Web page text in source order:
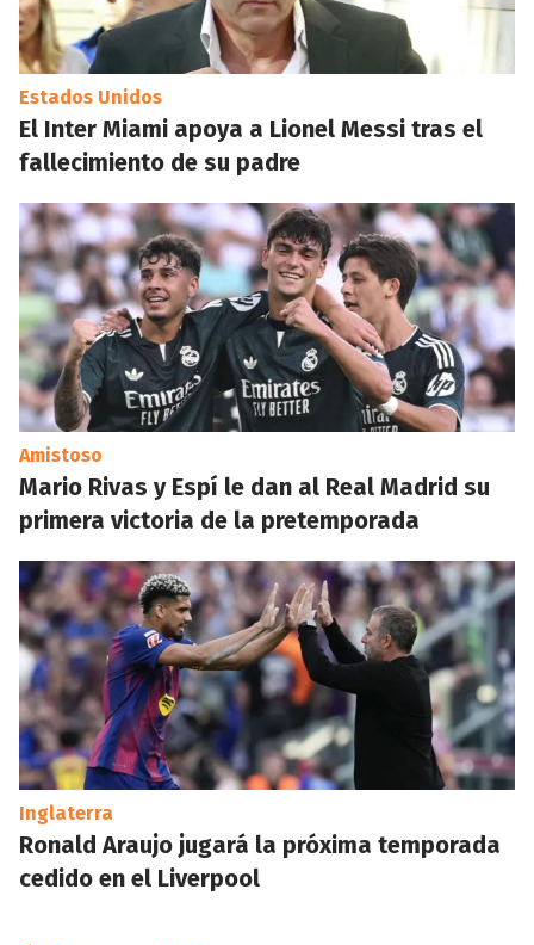
Estados Unidos
El Inter Miami apoya a Lionel Messi tras el
fallecimiento de su padre
Amistoso
Mario Rivas y Espí le dan al Real Madrid su
primera victoria de la pretemporada
Inglaterra
Ronald Araujo jugará la próxima temporada
cedido en el Liverpool